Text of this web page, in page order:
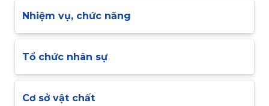
Nhiệm vụ, chức năng
Tổ chức nhân sự
Cơ sở vật chất